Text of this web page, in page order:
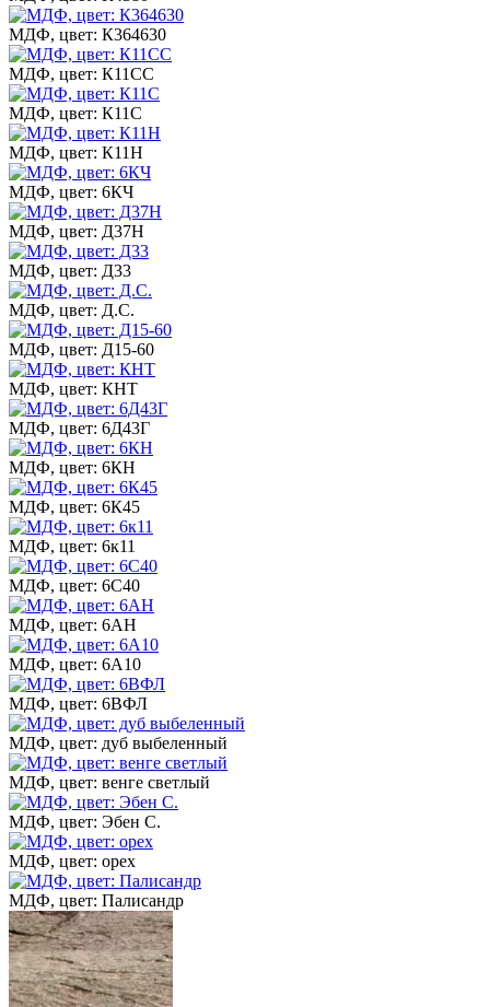
МДФ, цвет: К364630
МДФ, цвет: К11СС
МДФ, цвет: К11С
МДФ, цвет: К11Н
МДФ, цвет: 6КЧ
МДФ, цвет: Д37Н
МДФ, цвет: Д33
МДФ, цвет: Д.С.
МДФ, цвет: Д15-60
МДФ, цвет: КНТ
МДФ, цвет: 6Д43Г
МДФ, цвет: 6КН
МДФ, цвет: 6К45
МДФ, цвет: 6к11
МДФ, цвет: 6С40
МДФ, цвет: 6АН
МДФ, цвет: 6А10
МДФ, цвет: 6ВФЛ
МДФ, цвет: дуб выбеленный
МДФ, цвет: венге светлый
МДФ, цвет: Эбен С.
МДФ, цвет: орех
МДФ, цвет: Палисандр